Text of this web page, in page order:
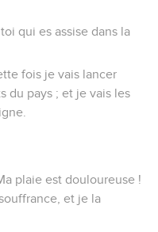
qui es assise dans la
fois je vais lancer
du pays ; et je vais les
plaie est douloureuse !
et je la